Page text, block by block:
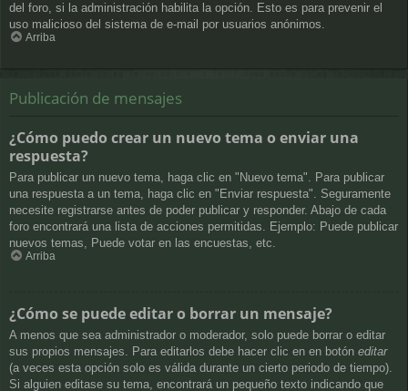
del foro, si la administración habilita la opción. Esto es para prevenir el
uso malicioso del sistema de e-mail por usuarios anónimos.
Arriba
Publicación de mensajes
¿Cómo puedo crear un nuevo tema o enviar una
respuesta?
Para publicar un nuevo tema, haga clic en "Nuevo tema". Para publicar
una respuesta a un tema, haga clic en "Enviar respuesta". Seguramente
necesite registrarse antes de poder publicar y responder. Abajo de cada
foro encontrará una lista de acciones permitidas. Ejemplo: Puede publicar
nuevos temas, Puede votar en las encuestas, etc.
Arriba
¿Cómo se puede editar o borrar un mensaje?
A menos que sea administrador o moderador, solo puede borrar o editar
sus propios mensajes. Para editarlos debe hacer clic en en botón editar
(a veces esta opción solo es válida durante un cierto periodo de tiempo).
Si alguien editase su tema, encontrará un pequeño texto indicando que